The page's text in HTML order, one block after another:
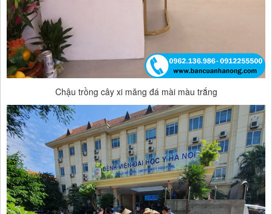
Chậu trồng cây xi măng đá mài màu trắng